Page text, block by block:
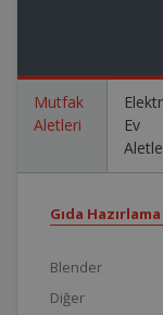
Mutfak
Aletleri
Ev
Gıda Hazırlama
Blender
Diğer